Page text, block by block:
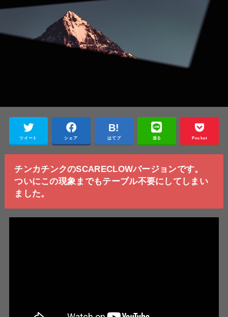
ツイート シェア はてブ 送る Pocket
チンカチンクのSCARECLOWバージョンです。
ついにこの現象までもテーブル不要にしてしまい
ました。